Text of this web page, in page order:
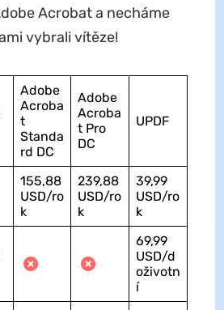
Acrobat a necháme
vybrali vítěze!
Adobe
Acroba
t
Standa
rd DC
Adobe
Acroba
t Pro
DC
UPDF
155,88
USD/ro
k
239,88
USD/ro
k
39,99
USD/ro
k
69,99
USD/d
oživotn
í